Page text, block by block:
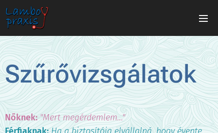
Szűrővizsgálatok
Nőknek: "Mert megérdemlem..."